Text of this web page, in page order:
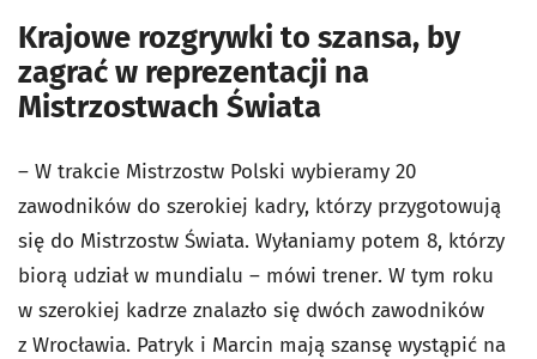
Krajowe rozgrywki to szansa, by
zagrać w reprezentacji na
Mistrzostwach Świata
– W trakcie Mistrzostw Polski wybieramy 20
zawodników do szerokiej kadry, którzy przygotowują
się do Mistrzostw Świata. Wyłaniamy potem 8, którzy
biorą udział w mundialu – mówi trener. W tym roku
w szerokiej kadrze znalazło się dwóch zawodników
z Wrocławia. Patryk i Marcin mają szansę wystąpić na